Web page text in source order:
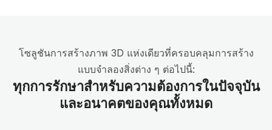
โซลูชันการสร้างภาพ 3D แห่งเดียวที่ครอบคลุมการสร้าง
แบบจำลองสิ่งต่าง ๆ ต่อไปนี้:
ทุกการรักษาสำหรับความต้องการในปัจจุบัน
และอนาคตของคุณทั้งหมด